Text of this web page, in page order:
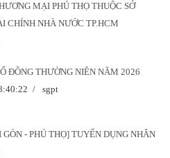
MẠI PHÚ THỌ THUỘC SỞ
CHÍNH NHÀ NƯỚC TP.HCM
ĐÔNG THƯỜNG NIÊN NĂM 2026
/ sgpt
- PHÚ THỌ] TUYỂN DỤNG NHÂN